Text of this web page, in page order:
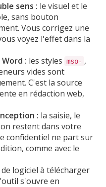
sens : le visuel et le
sans bouton
Vous corrigez une
voyez l'effet dans la
: les styles mso- ,
vides sont
C'est la source
en rédaction web,
: la saisie, le
restent dans votre
confidentiel ne part sur
comme avec le
de logiciel à télécharger
s'ouvre en